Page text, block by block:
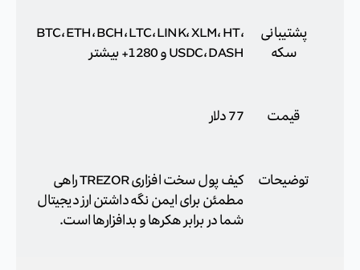
پشتیبانی
سکه
BTC، ETH، BCH، LTC، LINK، XLM، HT،
USDC، DASH و 1280+ بیشتر
قیمت 77 دلار
توضیحات
کیف پول سخت افزاری TREZOR راهی
مطمئن برای ایمن نگه داشتن ارز دیجیتال
شما در برابر هکرها و بدافزارها است.